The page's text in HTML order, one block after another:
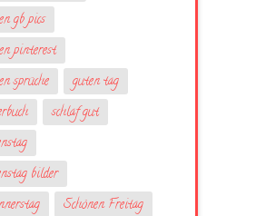
gb pics
pinterest
sprüche
guten tag
schlaf gut
bilder
Schönen Freitag